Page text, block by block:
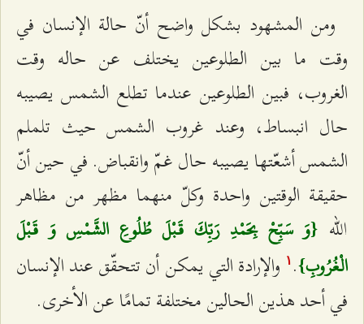
ومن المشهود بشكل واضح أنّ حالة الإنسان في
وقت ما بين الطلوعين يختلف عن حاله وقت
الغروب، فبين الطلوعين عندما تطلع الشمس يصيبه
حال انبساط، وعند غروب الشمس حيث تلملم
الشمس أشعّتها يصيبه حال غمّ وانقباض. في حين أنّ
حقيقة الوقتين واحدة وكلّ منهما مظهر من مظاهر
الله {وَ سَبِّحْ بِحَمْدِ رَبِّكَ قَبْلَ طُلُوعِ الشَّمْسِ وَ قَبْلَ
الْغُرُوبِ}. ۱ والإرادة التي يمكن أن تتحقّق عند الإنسان
في أحد هذين الحالين مختلفة تمامًا عن الأخرى.